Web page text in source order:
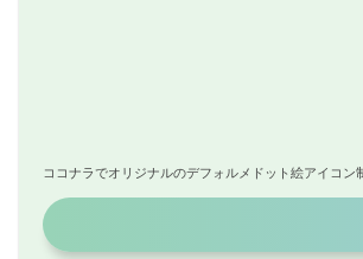
ココナラでオリジナルのデフォルメドット絵アイコン